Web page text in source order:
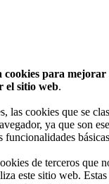
cookies para mejorar
el sitio web.
las cookies que se
ya que son
funcionalidades
de terceros que
este sitio web. Estas